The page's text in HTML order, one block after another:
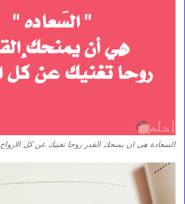
السعادة هى ان يمنحك القدر روحا تغنيك عن كل الارواح